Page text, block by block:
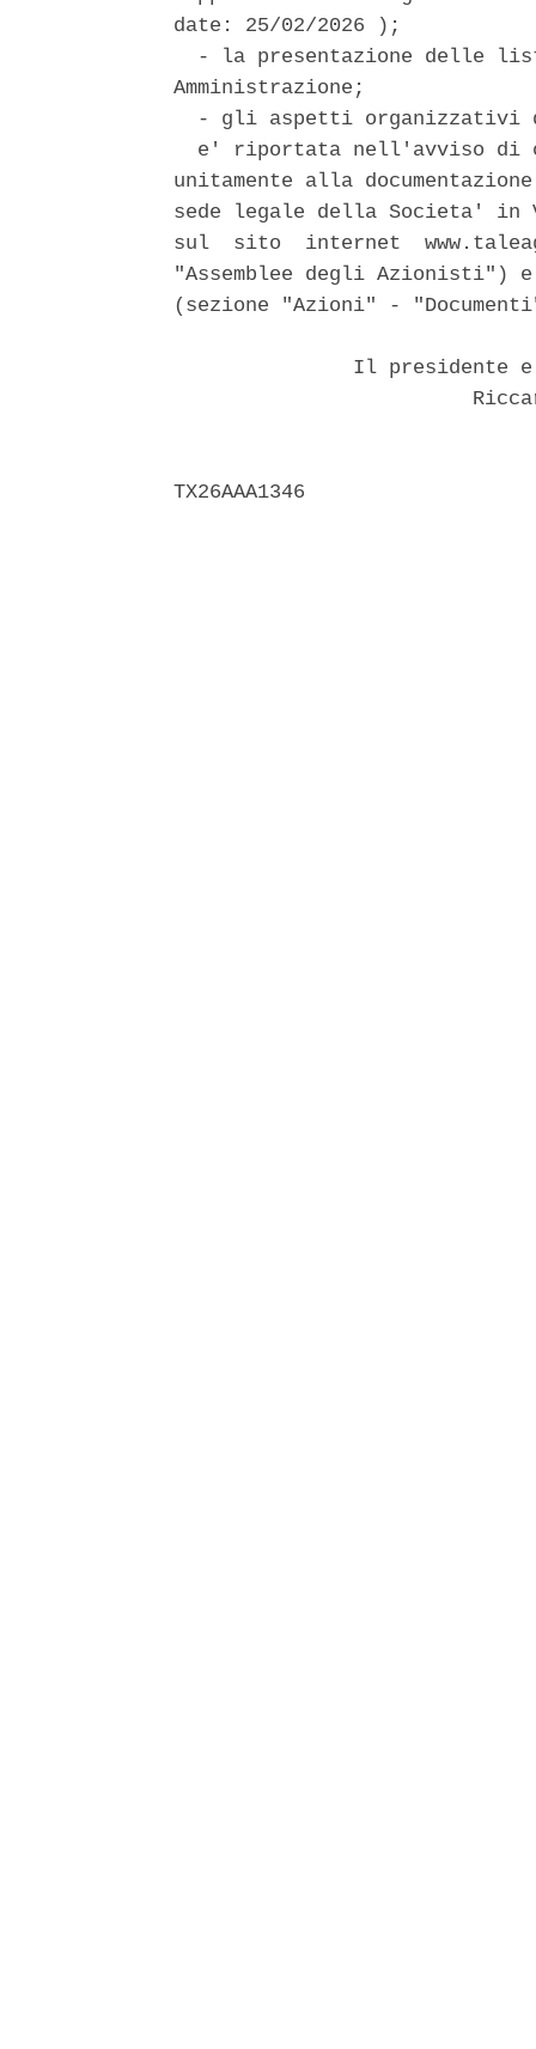
date: 25/02/2026 );
- la presentazione delle
Amministrazione;
- gli aspetti
e' riportata nell'avviso di
unitamente alla
sede legale della Societa' in
sul  sito  internet
"Assemblee degli
(sezione "Azioni" -
Il presidente